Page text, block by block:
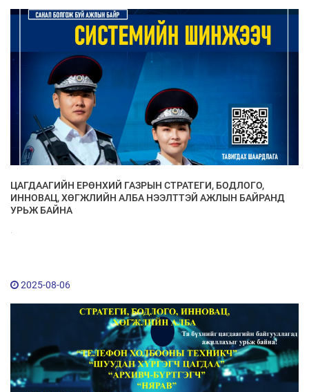
ЦАГДААГИЙН ЕРӨНХИЙ ГАЗРЫН СТРАТЕГИ, БОДЛОГО,
ИННОВАЦ, ХӨГЖЛИЙН АЛБА НЭЭЛТТЭЙ АЖЛЫН БАЙРАНД
УРЬЖ БАЙНА
2025-08-06